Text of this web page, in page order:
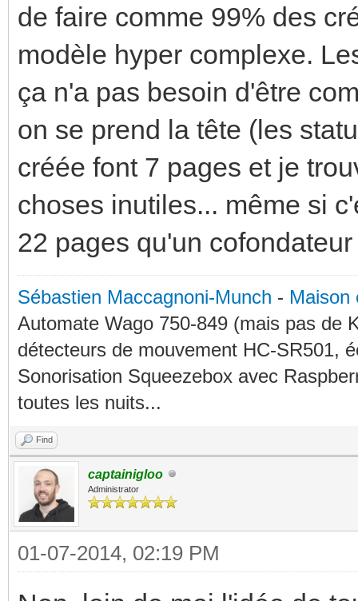
de faire comme 99% des
modèle hyper complexe.
ça n'a pas besoin d'être
on se prend la tête (les
créée font 7 pages et je
choses inutiles... même si
22 pages qu'un
Sébastien Maccagnoni-Munch - Maison
Automate Wago 750-849 (mais pas de
détecteurs de mouvement HC-SR501,
Sonorisation Squeezebox avec
toutes les nuits...
Find
captainigloo
Administrator
01-07-2014, 02:19 PM